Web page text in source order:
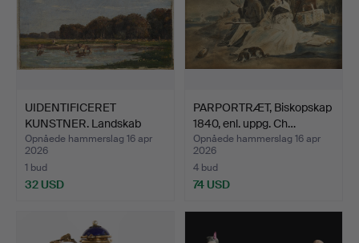
UIDENTIFICERET
KUNSTNER. Landskab
med kvæg…
Opnåede hammerslag 16 apr
2026
1 bud
32 USD
PARPORTRÆT, Biskopskap
1840, enl. uppg. Ch…
Opnåede hammerslag 16 apr
2026
4 bud
74 USD